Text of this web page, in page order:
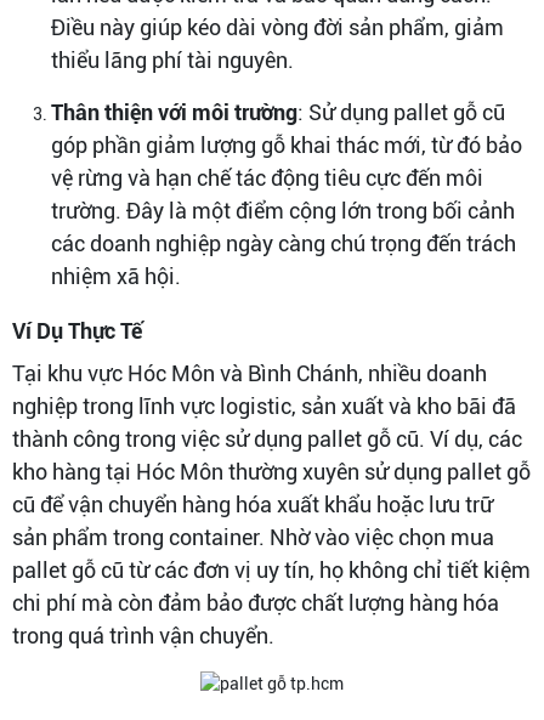
Điều này giúp kéo dài vòng đời sản phẩm, giảm
thiểu lãng phí tài nguyên.
Thân thiện với môi trường: Sử dụng pallet gỗ cũ
góp phần giảm lượng gỗ khai thác mới, từ đó bảo
vệ rừng và hạn chế tác động tiêu cực đến môi
trường. Đây là một điểm cộng lớn trong bối cảnh
các doanh nghiệp ngày càng chú trọng đến trách
nhiệm xã hội.
Ví Dụ Thực Tế
Tại khu vực Hóc Môn và Bình Chánh, nhiều doanh
nghiệp trong lĩnh vực logistic, sản xuất và kho bãi đã
thành công trong việc sử dụng pallet gỗ cũ. Ví dụ, các
kho hàng tại Hóc Môn thường xuyên sử dụng pallet gỗ
cũ để vận chuyển hàng hóa xuất khẩu hoặc lưu trữ
sản phẩm trong container. Nhờ vào việc chọn mua
pallet gỗ cũ từ các đơn vị uy tín, họ không chỉ tiết kiệm
chi phí mà còn đảm bảo được chất lượng hàng hóa
trong quá trình vận chuyển.